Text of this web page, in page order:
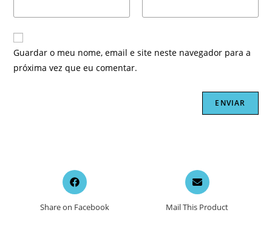
Guardar o meu nome, email e site neste navegador para a
próxima vez que eu comentar.
Opens
in
new
Share on Facebook
Opens
in
a
new
Mail This Product